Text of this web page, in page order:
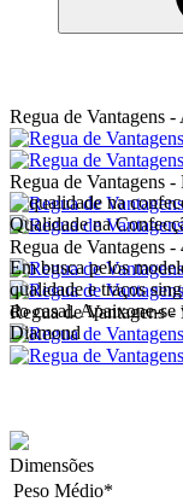
Regua de Vantagens
Regua de Vantagens
Regua de Vantagens
Regua de Vantagens
Qualidade na
Em busca pelos
qualidade e traços
do casal. Apaixone-
Diamond
Dimensões
Peso Médio*